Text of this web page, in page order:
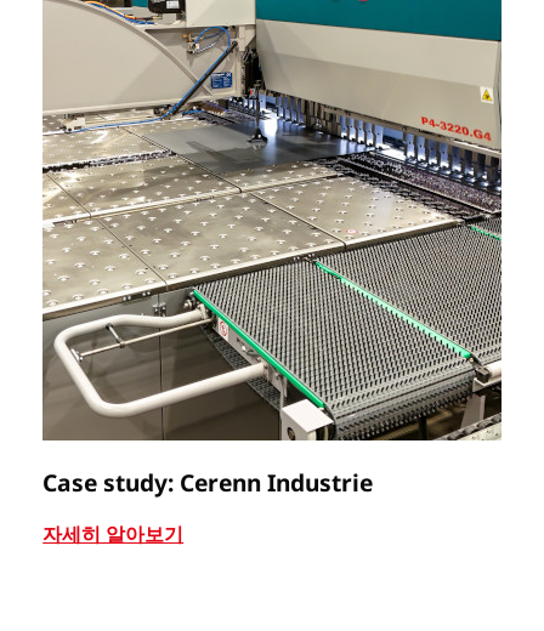
Case study: Cerenn Industrie
자세히 알아보기